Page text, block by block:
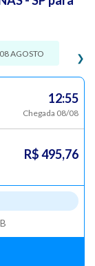
❯
08 AGOSTO
12:55
Chegada 08/08
R$ 495,76